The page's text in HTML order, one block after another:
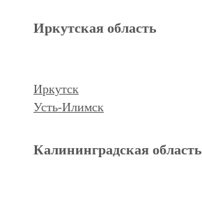
Курган
Иркутская область
Иркутск
Усть-Илимск
Калининградская область